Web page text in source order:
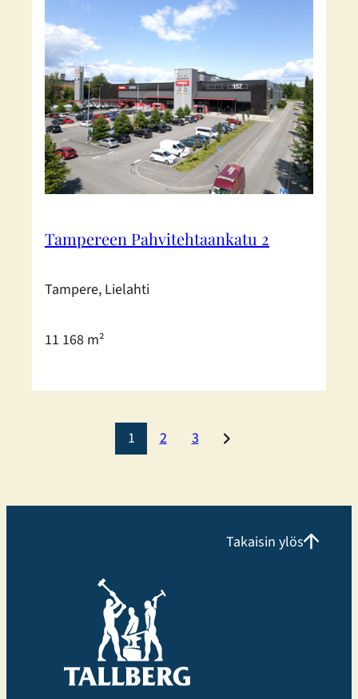
Tampereen Pahvitehtaankatu 2
Tampere, Lielahti
11 168 m²
1 2 3
Takaisin ylös